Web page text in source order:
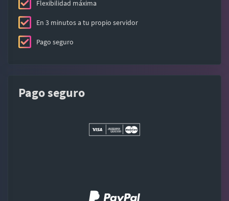
Flexibilidad máxima
En 3 minutos a tu propio servidor
Pago seguro
Pago seguro